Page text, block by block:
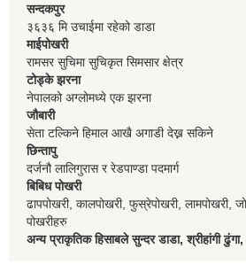
सन्दकपुर
३६३६ मि उचाईमा रहेको डाडा
माईपोखरी
रामसर सुचिमा सुचिकृत सिमसार क्षेत्र
टोड्के झरना
नेपालको अग्लोमध्ये एक झरना
जौबारी
सेता टल्किने हिमाल आखै अगाडी देख्न सकिने
छिन्तापु
दर्जनौ लालिगुरास र रेडपाण्डा पदमार्ग
बिबिध पोखरी
ढापपोखरी, कालपोखरी, फुस्रेपोखरी, लामपोखरी,
पोखरीहरु
अन्य प्राकृतिक हिसाबले सुन्दर डाडा, श्रीहांगी ढुंगा,